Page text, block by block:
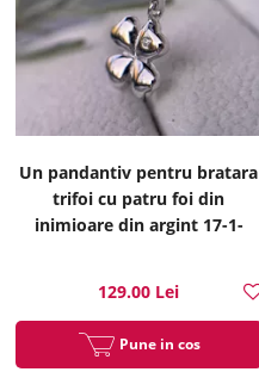
Un pandantiv pentru bratara
trifoi cu patru foi din
inimioare din argint 17-1-
129.00 Lei
Pune in cos